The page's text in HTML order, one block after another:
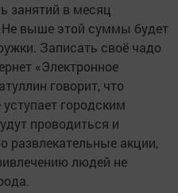
занятий в месяц
Не выше этой суммы будет
Записать своё чадо
«Электронное
говорит, что
городским
проводиться и
развлекательные акции,
людей не